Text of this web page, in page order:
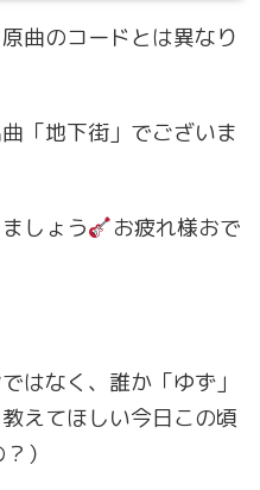
曲のコードとは異なり
「地下街」でございま
しょう
お疲れ様おで
はなく、誰か「ゆず」
えてほしい今日この頃
）